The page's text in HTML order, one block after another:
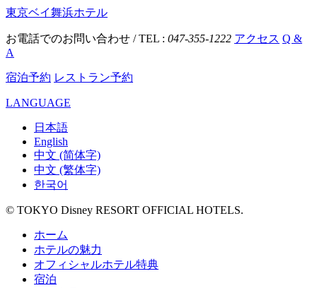
東京ベイ舞浜ホテル
お電話でのお問い合わせ / TEL : 047-355-1222 アクセス Q &
A
宿泊予約 レストラン予約
LANGUAGE
日本語
English
中文 (简体字)
中文 (繁体字)
한국어
© TOKYO Disney RESORT OFFICIAL HOTELS.
ホーム
ホテルの魅力
オフィシャルホテル特典
宿泊